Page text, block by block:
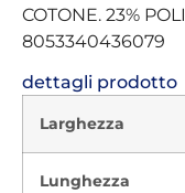
COTONE. 23%
8053340436079
dettagli prodotto
Larghezza
Lunghezza